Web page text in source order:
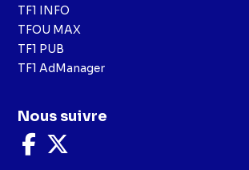
TF1 INFO
TFOU MAX
TF1 PUB
TF1 AdManager
Nous suivre
Nous
suivre